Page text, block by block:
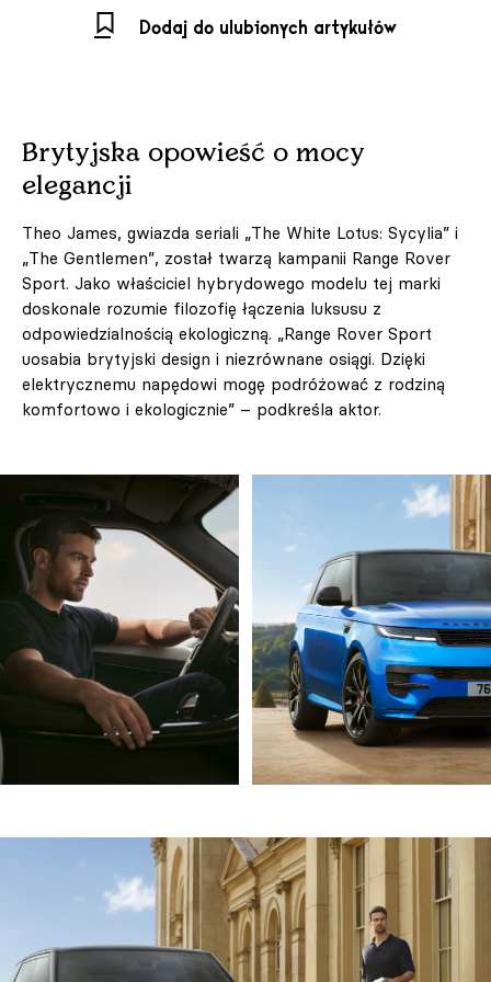
Dodaj do ulubionych artykułów
Brytyjska opowieść o mocy
elegancji
Theo James, gwiazda seriali „The White Lotus: Sycylia” i
„The Gentlemen”, został twarzą kampanii Range Rover
Sport. Jako właściciel hybrydowego modelu tej marki
doskonale rozumie filozofię łączenia luksusu z
odpowiedzialnością ekologiczną. „Range Rover Sport
uosabia brytyjski design i niezrównane osiągi. Dzięki
elektrycznemu napędowi mogę podróżować z rodziną
komfortowo i ekologicznie” – podkreśla aktor.